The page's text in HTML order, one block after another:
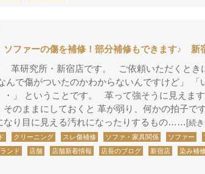
ソファーの傷を補修！部分補修もできます♪ 新
革研究所・新宿店です。 ご依頼いただくとき
んで傷がついたのかわからないんですけど」 「
・」 ということです。 革って強そうに見えま
そのままにしておくと 革が弱り、何かの拍子で
なり目に見える汚れになったりするもの…… [続
クリーニング スレ傷補修 ソファ・家具関係 ソファー
ンド 店舗 店舗新着情報 店長のブログ 新宿店 染み補